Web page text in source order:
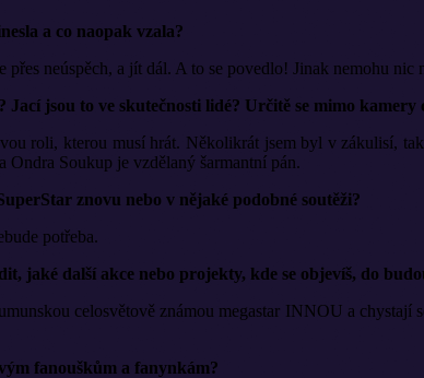
a co naopak vzala?
přes neúspěch, a jít dál. A to se povedlo! Jinak nemohu nic
Jací jsou to ve skutečnosti lidé? Určitě se mimo
roli, kterou musí hrát. Několikrát jsem byl v zákulisí,
Ondra Soukup je vzdělaný šarmantní pán.
znovu nebo v nějaké podobné soutěži?
potřeba.
jaké další akce nebo projekty, kde se objevíš, do
celosvětově známou megastar INNOU a
fanouškům a fanynkám?